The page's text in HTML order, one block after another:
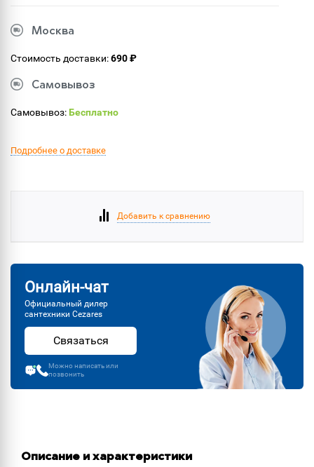
Москва
Стоимость доставки:690 ₽
Самовывоз
Самовывоз:Бесплатно
Подробнее о доставке
Добавить к сравнению
Онлайн-чат
Официальный дилер
сантехники Cezares
Связаться
Можно написать или
позвонить
Описание и характеристики